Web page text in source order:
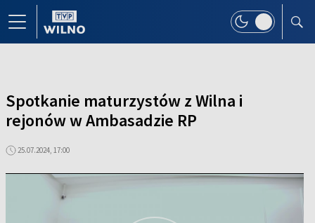
Spotkanie maturzystów z Wilna i
rejonów w Ambasadzie RP
25.07.2024, 17:00